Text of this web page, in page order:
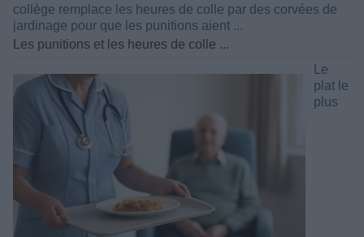
collège remplace les heures de colle par des corvées de
jardinage pour que les punitions aient ...
Les punitions et les heures de colle ...
Le
plat le
plus